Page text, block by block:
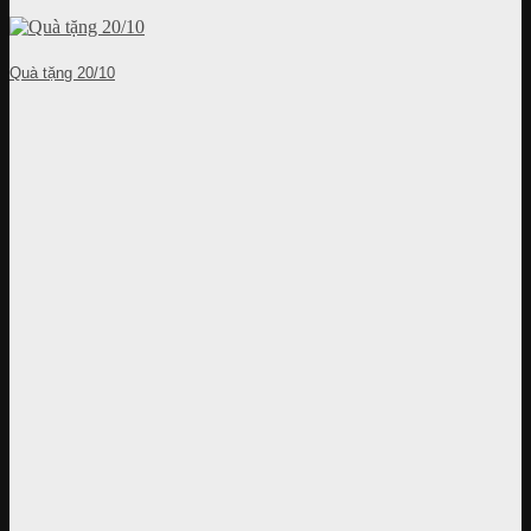
Quà tặng 20/10